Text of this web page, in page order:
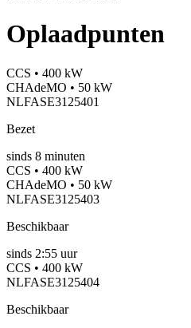
Oplaadpunten
CCS • 400 kW
CHAdeMO • 50 kW
NLFASE3125401
Bezet
sinds 8 minuten
CCS • 400 kW
CHAdeMO • 50 kW
NLFASE3125403
Beschikbaar
sinds 2:55 uur
CCS • 400 kW
NLFASE3125404
Beschikbaar